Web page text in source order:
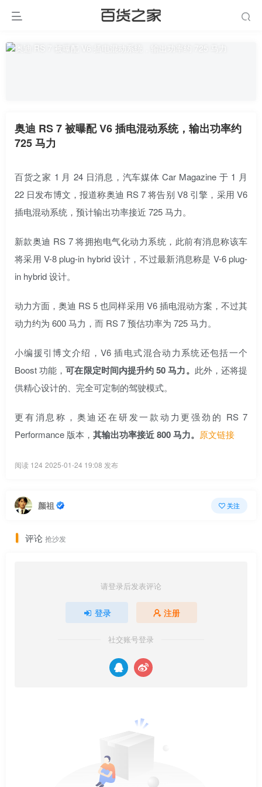
奥迪 RS 7 被曝配 V6 插电混动系统，输出功率约
725 马力
百货之家 1 月 24 日消息，汽车媒体 Car Magazine 于 1 月
22 日发布博文，报道称奥迪 RS 7 将告别 V8 引擎，采用 V6
插电混动系统，预计输出功率接近 725 马力。
新款奥迪 RS 7 将拥抱电气化动力系统，此前有消息称该车
将采用 V-8 plug-in hybrid 设计，不过最新消息称是 V-6 plug-
in hybrid 设计。
动力方面，奥迪 RS 5 也同样采用 V6 插电混动方案，不过其
动力约为 600 马力，而 RS 7 预估功率为 725 马力。
小编援引博文介绍，V6 插电式混合动力系统还包括一个
Boost 功能，可在限定时间内提升约 50 马力。 此外，还将提
供精心设计的、完全可定制的驾驶模式。
更有消息称，奥迪还在研发一款动力更强劲的 RS 7
Performance 版本， 其输出功率接近 800 马力。 原文链接
阅读 124 2025-01-24 19:08 发布
颜祖 关注
评论 抢沙发
请登录后发表评论
登录 注册
社交账号登录